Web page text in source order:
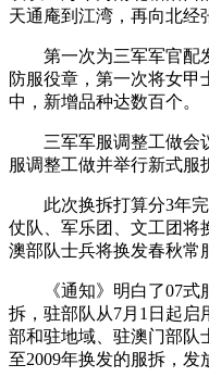
天通庵到江湾，再向北经
第一次为三军军官配发
防服役章，第一次将女
中，新增品种达数百个。
三军军服调整工做会
服调整工做并举行新式服
此次换拆打算分3年完
仗队、军乐团、文工团将
澳部队士兵将换发春秋常
《通知》明白了07式服
拆，驻部队从7月1日起启
部和驻地域、驻澳门部队
至2009年换发的服拆，发